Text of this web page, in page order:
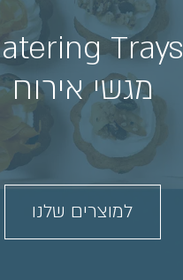
Trays
מגשי אירוח
למוצרים שלנו